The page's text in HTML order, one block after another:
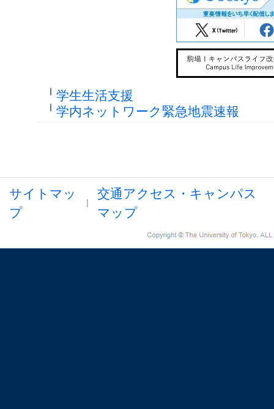
学生生活支援
学内ネットワーク緊急地震速報
サイトマッ
プ
交通アクセス・キャンパス
マップ